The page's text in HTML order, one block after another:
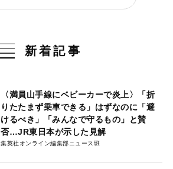
新着記事
〈満員山手線にベビーカーで炎上〉「折
りたたまず乗車できる」はずなのに「避
けるべき」「みんなで守るもの」と賛
否…JR東日本が示した見解
集英社オンライン編集部ニュース班